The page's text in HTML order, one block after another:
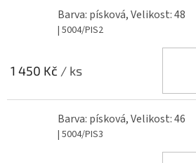
Barva: písková, Velikost: 48
| 5004/PIS2
1 450 Kč / ks
Barva: písková, Velikost: 46
| 5004/PIS3